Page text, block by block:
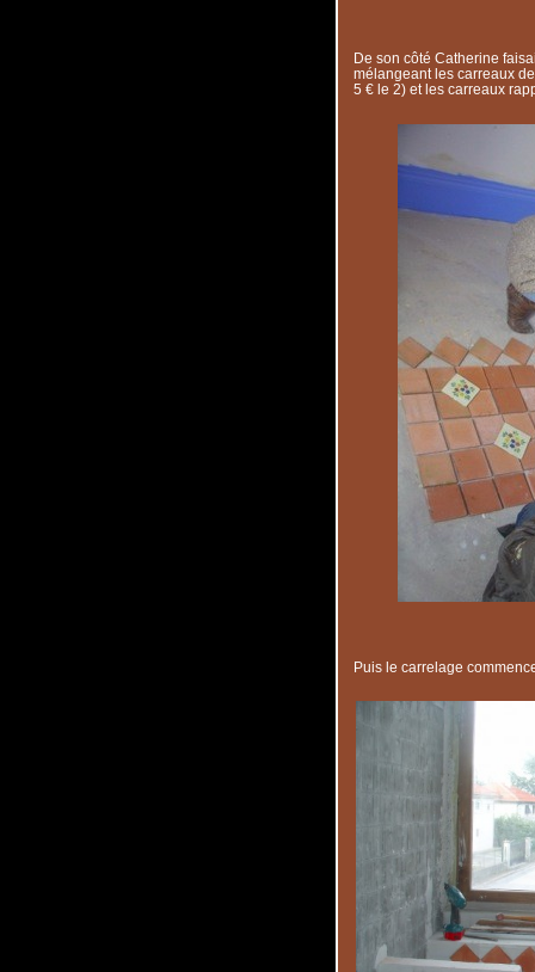
De son côté Catherine
mélangeant les carreaux
5 € le 2) et les carreaux
Puis le carrelage